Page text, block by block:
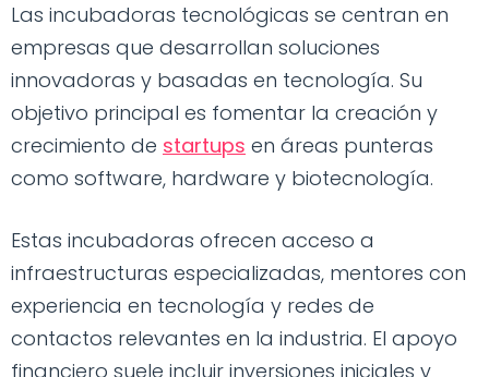
Las incubadoras tecnológicas se centran en
empresas que desarrollan soluciones
innovadoras y basadas en tecnología. Su
objetivo principal es fomentar la creación y
crecimiento de startups en áreas punteras
como software, hardware y biotecnología.
Estas incubadoras ofrecen acceso a
infraestructuras especializadas, mentores con
experiencia en tecnología y redes de
contactos relevantes en la industria. El apoyo
financiero suele incluir inversiones iniciales y